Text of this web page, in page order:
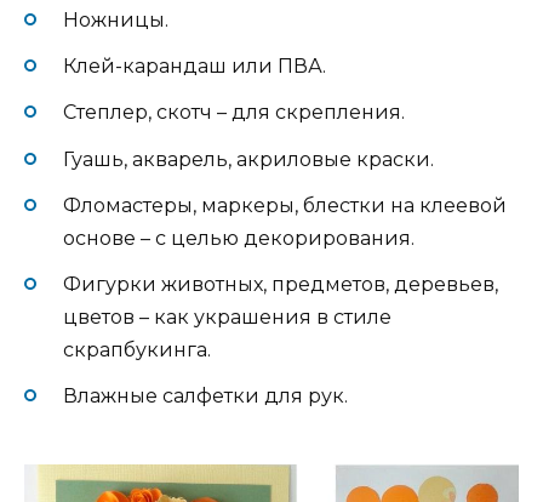
Ножницы.
Клей-карандаш или ПВА.
Степлер, скотч – для скрепления.
Гуашь, акварель, акриловые краски.
Фломастеры, маркеры, блестки на клеевой
основе – с целью декорирования.
Фигурки животных, предметов, деревьев,
цветов – как украшения в стиле
скрапбукинга.
Влажные салфетки для рук.